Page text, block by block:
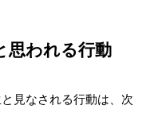
思われる行動
見なされる行動は、次